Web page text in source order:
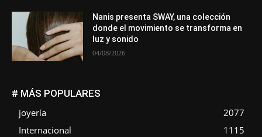
Nanis presenta SWAY, una colección
donde el movimiento se transforma en
luz y sonido
04/08/2026
# MÁS POPULARES
joyería
2077
Internacional
1115